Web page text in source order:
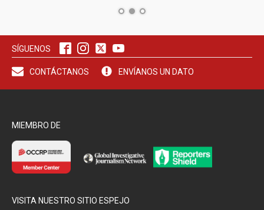
SÍGUENOS
CONTÁCTANOS ENVÍANOS UN DATO
MIEMBRO DE
VISITA NUESTRO SITIO ESPEJO